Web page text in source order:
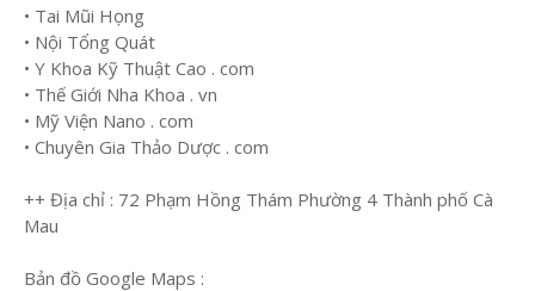
• Tai Mũi Họng
• Nội Tổng Quát
• Y Khoa Kỹ Thuật Cao . com
• Thế Giới Nha Khoa . vn
• Mỹ Viện Nano . com
• Chuyên Gia Thảo Dược . com
++ Địa chỉ : 72 Phạm Hồng Thám Phường 4 Thành phố Cà
Mau
Bản đồ Google Maps :